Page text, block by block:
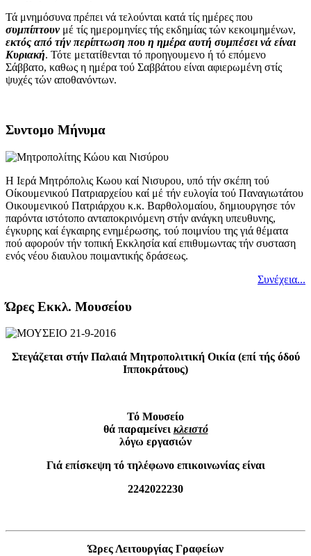
Τά μνημόσυνα πρέπει νά τελούνται κατά τίς ημέρες που
συμπίπτουν μέ τίς ημερομηνίες τής εκδημίας τών κεκοιμημένων,
εκτός από τήν περίπτωση που η ημέρα αυτή συμπέσει νά είναι
Κυριακή. Τότε μετατίθενται τό προηγουμενο ή τό επόμενο
Σάββατο, καθως η ημέρα τού Σαββάτου είναι αφιερωμένη στίς
ψυχές τών αποθανόντων.
Συντομο Μήνυμα
Η Ιερά Μητρόπολις Κωου καί Νισυρου, υπό τήν σκέπη τού
Οίκουμενικού Πατριαρχείου καί μέ τήν ευλογία τού Παναγιωτάτου
Οικουμενικού Πατριάρχου κ.κ. Βαρθολομαίου, δημιουργησε τόν
παρόντα ιστότοπο ανταποκρινόμενη στήν ανάγκη υπευθυνης,
έγκυρης καί έγκαιρης ενημέρωσης, τού ποιμνίου της γιά θέματα
πού αφορούν τήν τοπική Εκκλησία καί επιθυμωντας τήν συσταση
ενός νέου διαυλου ποιμαντικής δράσεως.
Συνέχεια...
Ώρες Εκκλ. Μουσείου
Στεγάζεται στήν Παλαιά Μητροπολιτική Οικία (επί τής όδού
Ιπποκράτους)
Τό Μουσείο
θά παραμείνει κλειστό
λόγω εργασιών
Γιά επίσκεψη τό τηλέφωνο επικοινωνίας είναι
2242022230
Ώρες Λειτουργίας Γραφείων